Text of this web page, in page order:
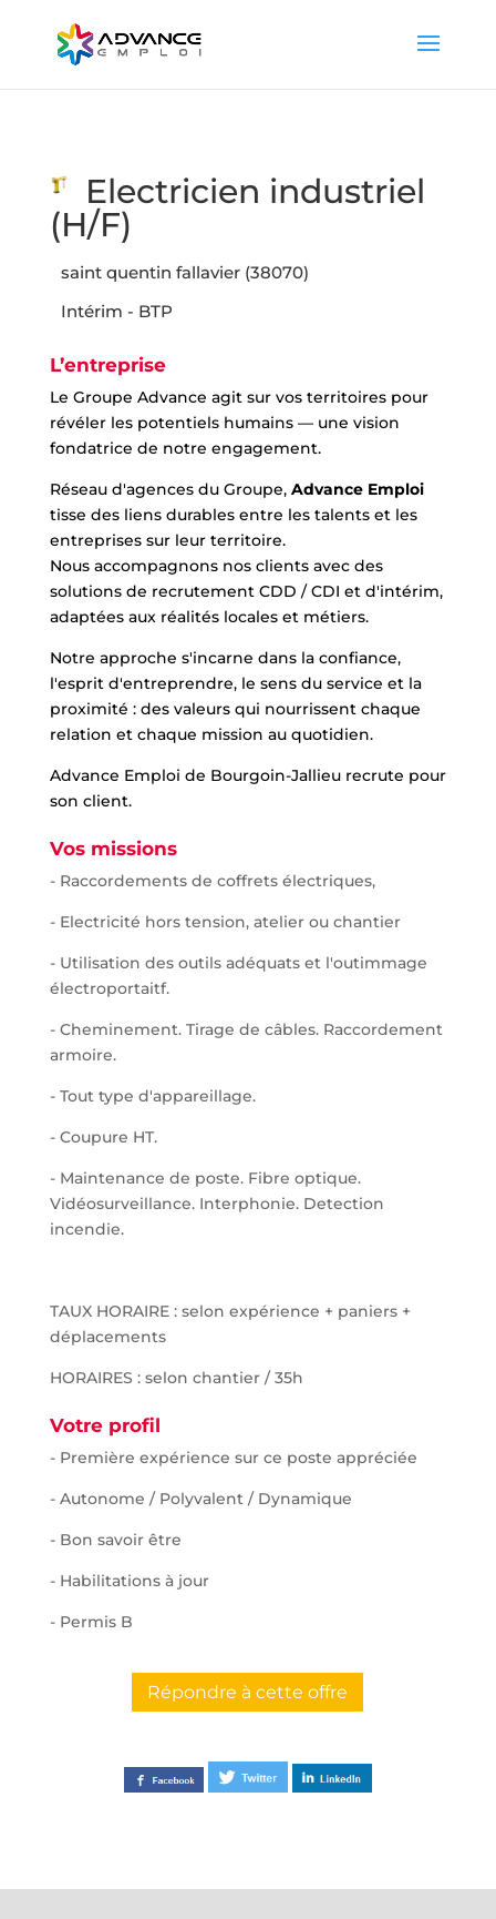
Electricien industriel
(H/F)
saint quentin fallavier (38070)
Intérim - BTP
L’entreprise
Le Groupe Advance agit sur vos territoires pour
révéler les potentiels humains — une vision
fondatrice de notre engagement.
Réseau d'agences du Groupe, Advance Emploi
tisse des liens durables entre les talents et les
entreprises sur leur territoire.
Nous accompagnons nos clients avec des
solutions de recrutement CDD / CDI et d'intérim,
adaptées aux réalités locales et métiers.
Notre approche s'incarne dans la confiance,
l'esprit d'entreprendre, le sens du service et la
proximité : des valeurs qui nourrissent chaque
relation et chaque mission au quotidien.
Advance Emploi de Bourgoin-Jallieu recrute pour
son client.
Vos missions
- Raccordements de coffrets électriques,
- Electricité hors tension, atelier ou chantier
- Utilisation des outils adéquats et l'outimmage
électroportaitf.
- Cheminement. Tirage de câbles. Raccordement
armoire.
- Tout type d'appareillage.
- Coupure HT.
- Maintenance de poste. Fibre optique.
Vidéosurveillance. Interphonie. Detection
incendie.
TAUX HORAIRE : selon expérience + paniers +
déplacements
HORAIRES : selon chantier / 35h
Votre profil
- Première expérience sur ce poste appréciée
- Autonome / Polyvalent / Dynamique
- Bon savoir être
- Habilitations à jour
- Permis B
Répondre à cette offre